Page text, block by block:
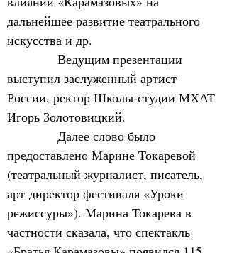
дальнейшее развитие театрального
искусства и др.
Ведущим презентации
выступил заслуженный артист
России, ректор Школы-студии МХАТ
Игорь Золотовицкий.
Далее слово было
предоставлено Марине Токаревой
(театральный журналист, писатель,
арт-директор фестиваля «Уроки
режиссуры»). Марина Токарева в
частности сказала, что спектакль